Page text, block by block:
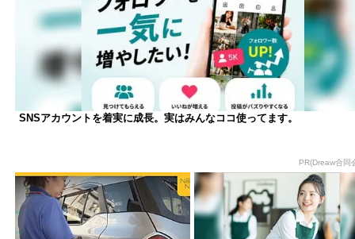
SNSアカウントを着実に成長。実はみんなココ使ってます。
PR(Dreaw合同